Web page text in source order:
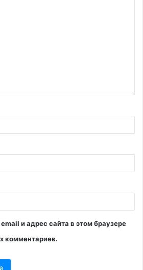
и адрес сайта в этом браузере
комментариев.